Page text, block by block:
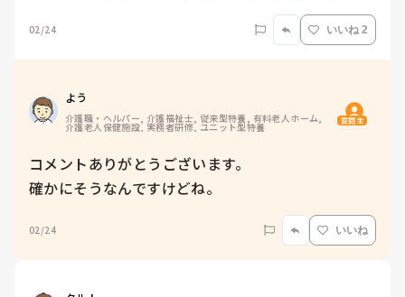
02/24 いいね 2
よう
介護職・ヘルパー, 介護福祉士, 従来型特養, 有料老人ホーム,
介護老人保健施設, 実務者研修, ユニット型特養 質問主
コメントありがとうございます。
確かにそうなんですけどね。
02/24 いいね